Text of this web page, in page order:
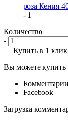
роза Кения
- 1
Количество
-
Купить в 1 клик
Вы можете купить
Комментарии
Facebook
Загрузка